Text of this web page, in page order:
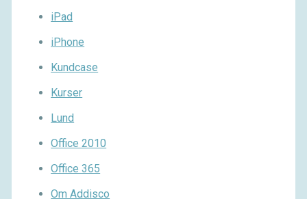
iPad
iPhone
Kundcase
Kurser
Lund
Office 2010
Office 365
Om Addisco